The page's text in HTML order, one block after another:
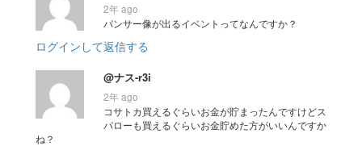
2年 ago
パンサー像が出るイベントってなんですか？
ログインして返信する
@ナス-r3i
2年 ago
コサトカ買えるぐらいお金が貯まったんですけどス
パローも買えるぐらいお金貯めた方がいいんですか
ね？